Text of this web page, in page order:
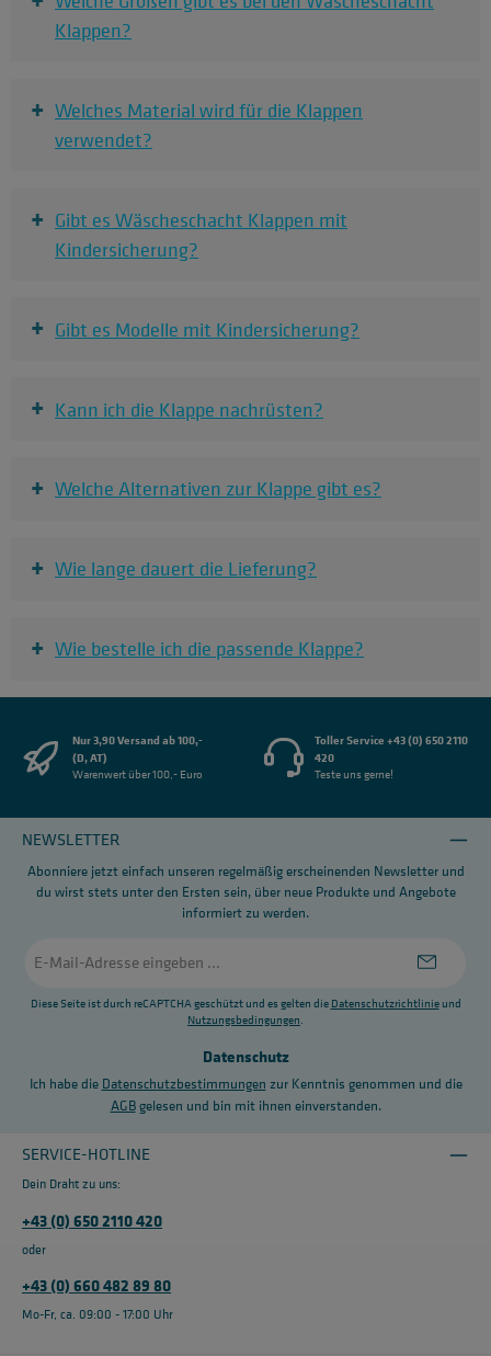
Klappen?
+ Welches Material wird für die Klappen
verwendet?
+ Gibt es Wäscheschacht Klappen mit
Kindersicherung?
+ Gibt es Modelle mit Kindersicherung?
+ Kann ich die Klappe nachrüsten?
+ Welche Alternativen zur Klappe gibt es?
+ Wie lange dauert die Lieferung?
+ Wie bestelle ich die passende Klappe?
Nur 3,90 Versand ab 100,-
(D, AT)
Warenwert über 100,- Euro
Toller Service +43 (0) 650 2110
420
Teste uns gerne!
NEWSLETTER
Abonniere jetzt einfach unseren regelmäßig erscheinenden Newsletter und
du wirst stets unter den Ersten sein, über neue Produkte und Angebote
informiert zu werden.
Mail-
*Diese Seite ist durch reCAPTCHA geschützt und es gelten die Datenschutzrichtlinieund
Nutzungsbedingungen.
Datenschutz
Ich habe die Datenschutzbestimmungen
zur Kenntnis genommen und die
AGBgelesen und bin mit ihnen einverstanden.
SERVICE-HOTLINE
Dein Draht zu uns:
+43 (0) 650 2110 420
oder
+43 (0) 660 482 89 80
Mo-Fr, ca. 09:00 - 17:00 Uhr